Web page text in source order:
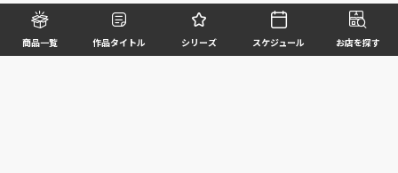
商品一覧 作品タイトル シリーズ スケジュール お店を探す